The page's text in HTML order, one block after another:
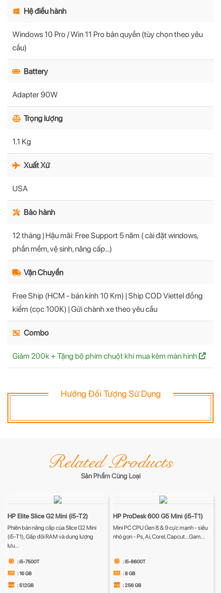
Hệ điều hành
Windows 10 Pro / Win 11 Pro bản quyền (tùy chọn theo yêu
cầu)
Battery
Adapter 90W
Trọng lượng
1.1 Kg
Xuất Xứ
USA
Bảo hành
12 tháng | Hậu mãi: Free Support 5 năm ( cài đặt windows,
phần mềm, vệ sinh, nâng cấp...)
Vận Chuyển
Free Ship (HCM - bán kính 10 Km) | Ship COD Viettel đồng
kiểm (cọc 100K) | Gửi chành xe theo yêu cầu
Combo
Giảm 200k + Tặng bộ phím chuột khi mua kèm màn hình
Hướng Đối Tượng Sử Dụng
Related Products
Sản Phẩm Cùng Loại
HP Elite Slice G2 Mini (i5-T2)
Phiên bản nâng cấp của Slice G2 Mini
(i5-T1), Gấp đôi RAM và dung lượng
lưu...
: i5-7500T
: 16 GB
: 512GB
HP ProDesk 600 G5 Mini (i5-T1)
Mini PC CPU Gen 8 & 9 cực mạnh - siêu
nhỏ gọn - Ps, Ai, Corel, Capcut...Gam...
: i5-8600T
: 8 GB
: 256 GB